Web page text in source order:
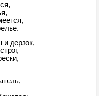
и дерзок,